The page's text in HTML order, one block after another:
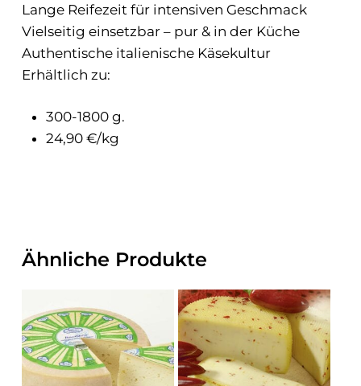
Lange Reifezeit für intensiven Geschmack
Vielseitig einsetzbar – pur & in der Küche
Authentische italienische Käsekultur
Erhältlich zu:
300-1800 g.
24,90 €/kg
Ähnliche Produkte